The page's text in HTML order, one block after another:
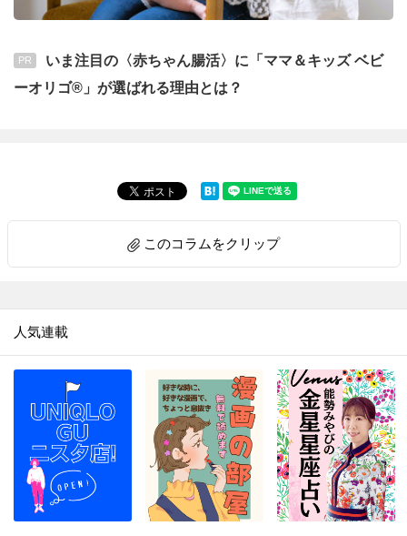
PR
いま注目の〈赤ちゃん腸活〉に「ママ＆キッズ ベビ
ーオリゴ®」が選ばれる理由とは？
このコラムをクリップ
人気連載